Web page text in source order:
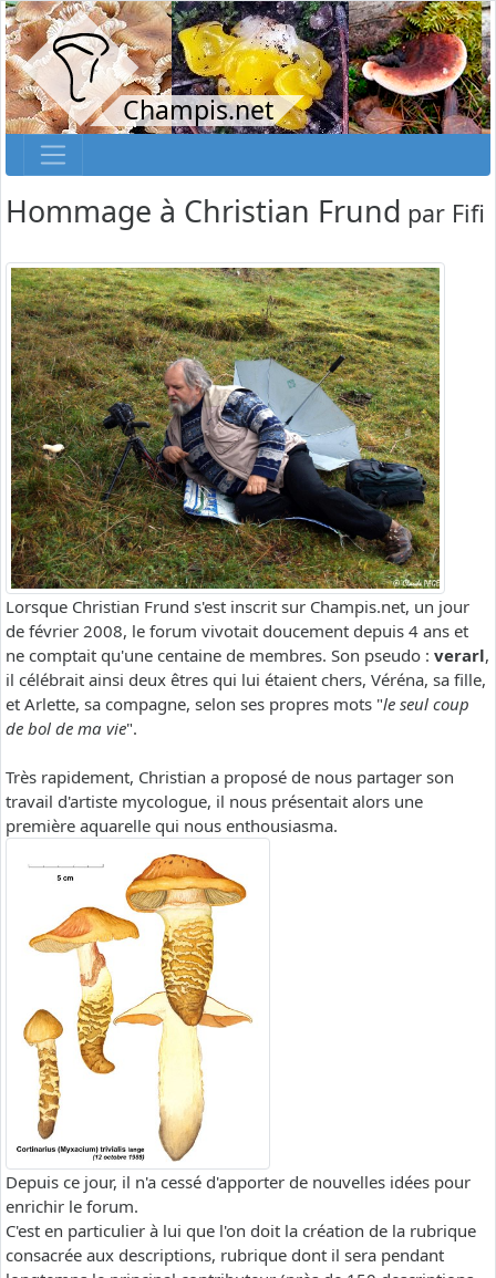
Champis.net
Hommage à Christian Frund par Fifi
Lorsque Christian Frund s'est inscrit sur Champis.net, un jour
de février 2008, le forum vivotait doucement depuis 4 ans et
ne comptait qu'une centaine de membres. Son pseudo : verarl,
il célébrait ainsi deux êtres qui lui étaient chers, Véréna, sa fille,
et Arlette, sa compagne, selon ses propres mots "le seul coup
de bol de ma vie".
Très rapidement, Christian a proposé de nous partager son
travail d'artiste mycologue, il nous présentait alors une
première aquarelle qui nous enthousiasma.
Depuis ce jour, il n'a cessé d'apporter de nouvelles idées pour
enrichir le forum.
C'est en particulier à lui que l'on doit la création de la rubrique
consacrée aux descriptions, rubrique dont il sera pendant